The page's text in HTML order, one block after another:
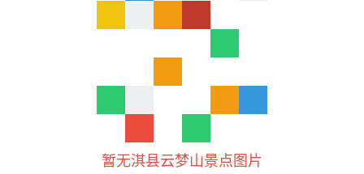
暂无淇县云梦山景点图片